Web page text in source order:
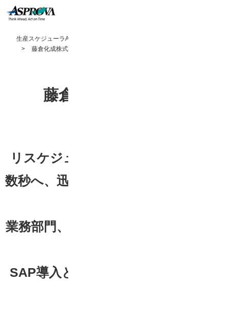
生産スケジューラAsprova TOP
藤倉化成株式会社 様
藤倉化成株式会社 様
リスケジュール時間が１回半日から
数秒へ、迅速な計画立案・変更が可能
業務部門、営業部門と製造現場で情報
SAP導入とともにスケジューラ再立